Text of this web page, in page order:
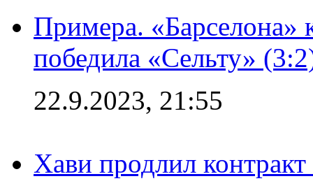
Примера. «Барселона»
победила «Сельту»
22.9.2023, 21:55
Хави продлил